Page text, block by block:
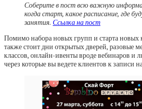
Соберите в пост всю важную
когда старт, какое расписание, где
занятия. Ссылка на пост
Помимо набора новых групп и старта новых
также стоит дни открытых дверей, разовые
классов, онлайн-ивенты вроде вебинаров и
через которые вы ведете клиентов к записи